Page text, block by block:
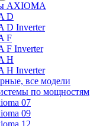
AXIOMA
D
D Inverter
F
F Inverter
H
H Inverter
все модели
по мощностям
07
09
12